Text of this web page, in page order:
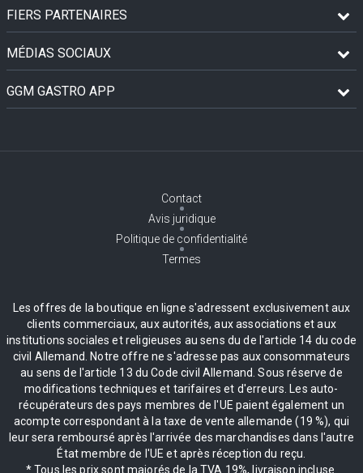
FIERS PARTENAIRES
MÉDIAS SOCIAUX
GGM GASTRO APP
Contact
Avis juridique
Politique de confidentialité
Termes
Les offres de la boutique en ligne s'adressent exclusivement aux
clients commerciaux, aux autorités, aux associations et aux
institutions sociales et religieuses au sens du de l'article 14 du code
civil Allemand. Notre offre ne s'adresse pas aux consommateurs
au sens de l'article 13 du Code civil Allemand. Sous réserve de
modifications techniques et tarifaires et d'erreurs. Les auto-
récupérateurs des pays membres de l'UE paient également un
acompte correspondant à la taxe de vente allemande (19 %), qui
leur sera remboursé après l'arrivée des marchandises dans l'autre
État membre de l'UE et après réception du reçu.
* Tous les prix sont majorés de la TVA 19%, livraison incluse.